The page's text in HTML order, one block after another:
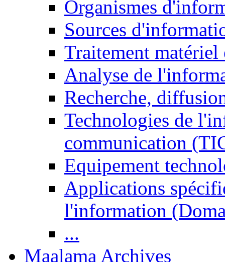
Organismes
Sources
Traitement matériel
Analyse de
Recherche,
Technologies de
communication
Equipement
Applications
l'information
...
Maalama Archives